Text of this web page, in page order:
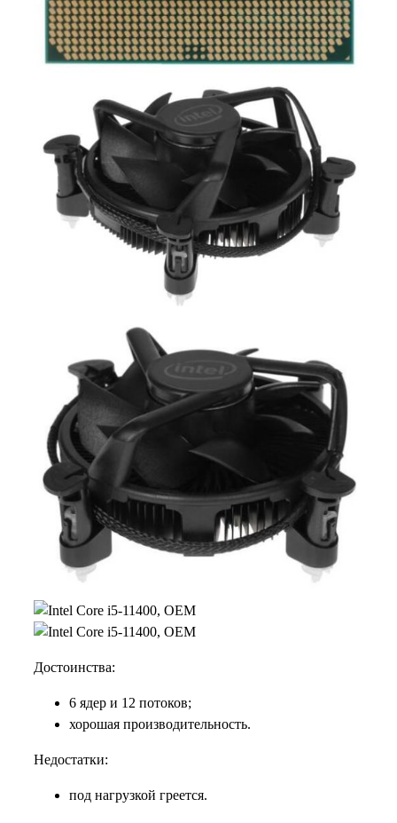
Достоинства:
6 ядер и 12 потоков;
хорошая производительность.
Недостатки:
под нагрузкой греется.